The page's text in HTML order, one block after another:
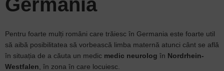
Germania
Pentru foarte mulți români care trăiesc în Germania este foarte util
să aibă posibilitatea să vorbească limba maternă atunci cânt se află
în situația de a căuta un medic medic neurolog în Nordrhein-
Westfalen , în zona în care locuiesc.